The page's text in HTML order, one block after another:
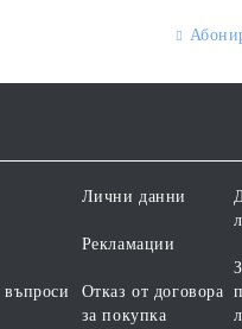
СИЛНО
въпроси
Лични данни
Рекламации
Отказ от договора
за покупка